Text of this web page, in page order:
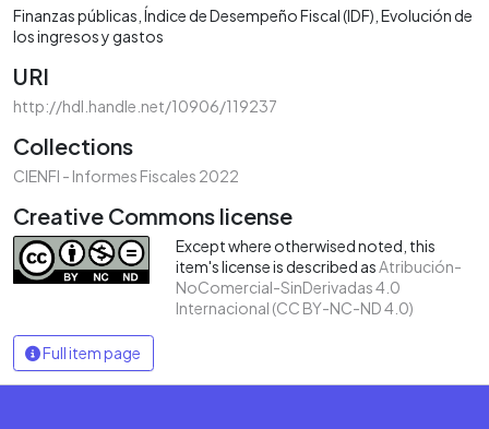
Finanzas públicas Índice de Desempeño Fiscal (IDF) Evolución de
los ingresos y gastos
URI
http://hdl.handle.net/10906/119237
Collections
CIENFI - Informes Fiscales 2022
Creative Commons license
Except where otherwised noted, this
item's license is described asAtribución-
NoComercial-SinDerivadas 4.0
Internacional (CC BY-NC-ND 4.0)
Full item page